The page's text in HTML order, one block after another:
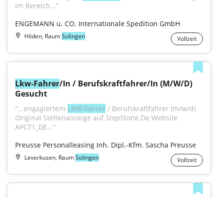
im Bereich..."
ENGEMANN u. CO. Internationale Spedition GmbH
Hilden, RaumSolingen Vollzeit
Lkw-Fahrer/In / Berufskraftfahrer/In (M/W/D)
Gesucht
"...engagierte/n LKW-Fahrer / Berufskraftfahrer (m/w/d)
Original Stellenanzeige auf StepStone.De Website
APCT1_DE..."
Preusse Personalleasing Inh. Dipl.-Kfm. Sascha Preusse
Leverkusen, RaumSolingen Vollzeit